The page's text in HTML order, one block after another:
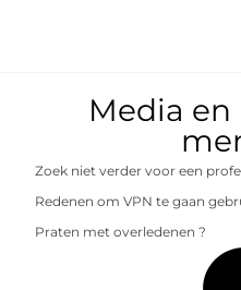
Media
Zoek niet verder voor een
Redenen om VPN te gaan
Praten met overledenen ?